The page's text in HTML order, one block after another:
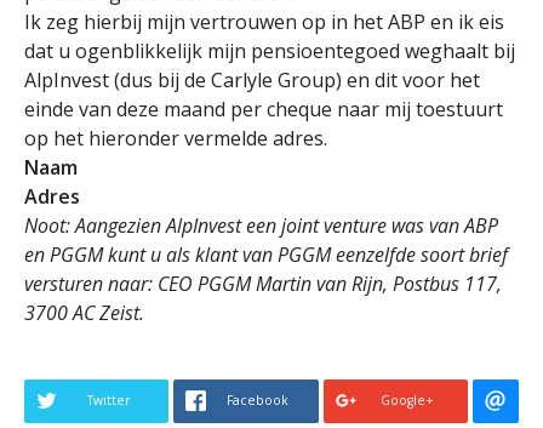
Ik zeg hierbij mijn vertrouwen op in het ABP en ik eis
dat u ogenblikkelijk mijn pensioentegoed weghaalt bij
AlpInvest (dus bij de Carlyle Group) en dit voor het
einde van deze maand per cheque naar mij toestuurt
op het hieronder vermelde adres.
Naam
Adres
Noot: Aangezien AlpInvest een joint venture was van ABP
en PGGM kunt u als klant van PGGM eenzelfde soort brief
versturen naar: CEO PGGM Martin van Rijn, Postbus 117,
3700 AC Zeist.
Twitter Facebook Google+